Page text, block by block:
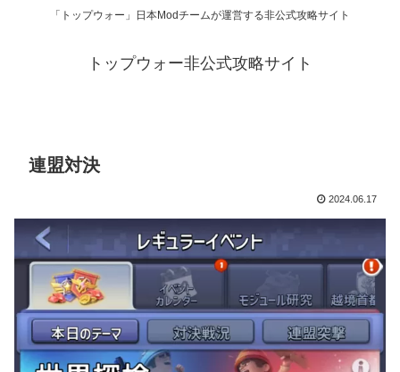
「トップウォー」日本Modチームが運営する非公式攻略サイト
トップウォー非公式攻略サイト
連盟対決
2024.06.17